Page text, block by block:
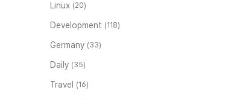
Linux (20)
Development (118)
Germany (33)
Daily (35)
Travel (16)